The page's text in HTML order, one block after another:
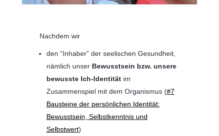
Nachdem wir
den “Inhaber” der seelischen Gesundheit,
nämlich unser Bewusstsein bzw. unsere
bewusste Ich-Identitätim
Zusammenspiel mit dem Organismus (#7
Bausteine der persönlichen Identität:
Bewusstsein, Selbstkenntnis und
Selbstwert)